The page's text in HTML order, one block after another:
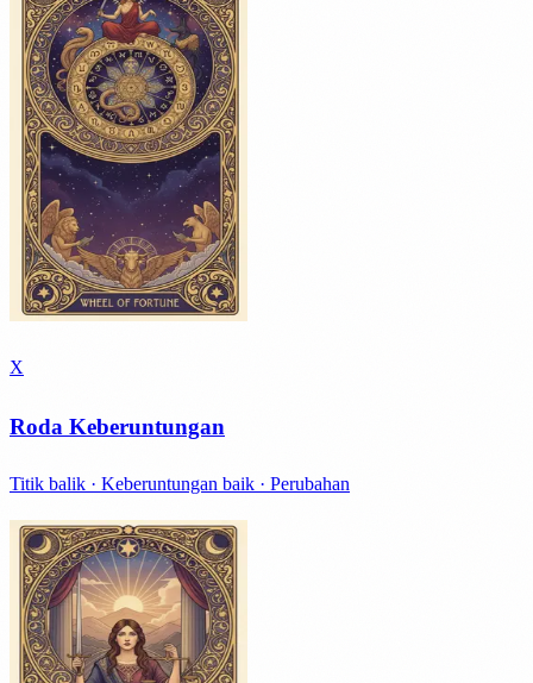
X
Roda Keberuntungan
Titik balik · Keberuntungan baik · Perubahan